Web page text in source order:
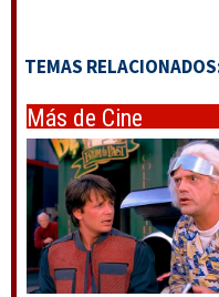
TEMAS
Más de Cine